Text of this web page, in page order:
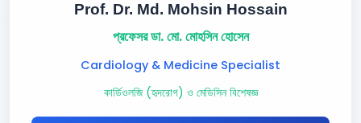
Prof. Dr. Md. Mohsin Hossain
প্রফেসর ডা. মো. মোহসিন হোসেন
Cardiology & Medicine Specialist
কার্ডিওলজি (হৃদরোগ) ও মেডিসিন বিশেষজ্ঞ